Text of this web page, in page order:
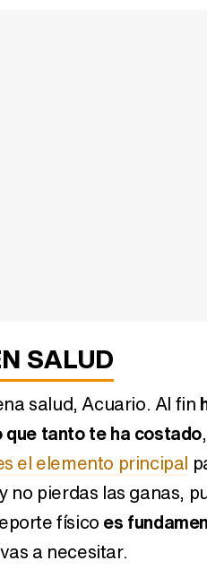
SALUD
salud, Acuario. Al fin
tanto te ha costado
el elemento principal
no pierdas las ganas,
físico es
a necesitar.
Horóscopo
2017: Capricornio